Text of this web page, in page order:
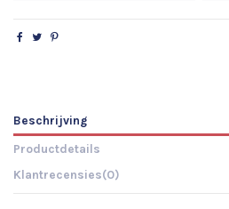
Beschrijving
Productdetails
Klantrecensies(0)